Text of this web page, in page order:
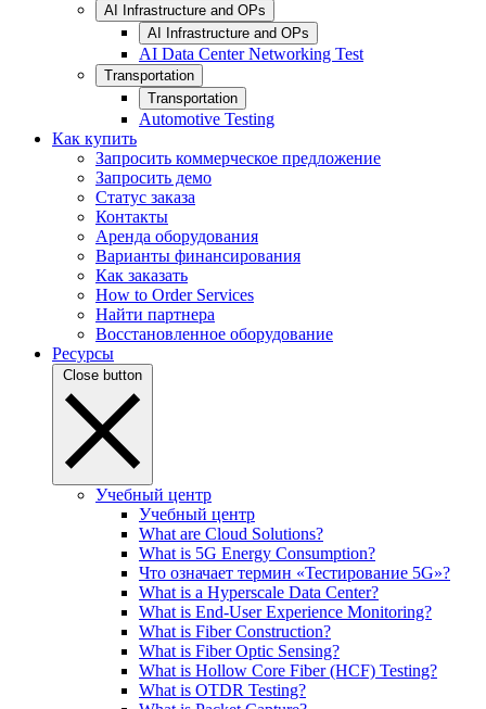
AI Infrastructure and OPs
AI Infrastructure and OPs
AI Data Center Networking Test
Transportation
Transportation
Automotive Testing
Как купить
Запросить коммерческое предложение
Запросить демо
Статус заказа
Контакты
Аренда оборудования
Варианты финансирования
Как заказать
How to Order Services
Найти партнера
Восстановленное оборудование
Ресурсы
Close button
Учебный центр
Учебный центр
What are Cloud Solutions?
What is 5G Energy Consumption?
Что означает термин «Тестирование 5G»?
What is a Hyperscale Data Center?
What is End-User Experience Monitoring?
What is Fiber Construction?
What is Fiber Optic Sensing?
What is Hollow Core Fiber (HCF) Testing?
What is OTDR Testing?